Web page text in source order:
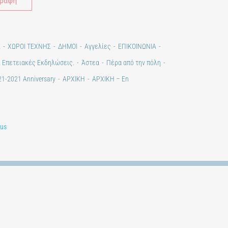
ΧΩΡΟΙ ΤΕΧΝΗΣ ΔΗΜΟΙ Αγγελίες
ΕΠΙΚΟΙΝΩΝΙΑ
Εκδηλώσεις. Άστεα
Πέρα από την πόλη
2021 Anniversary ΑΡΧΙΚΗ ΑΡΧΙΚΗ – En